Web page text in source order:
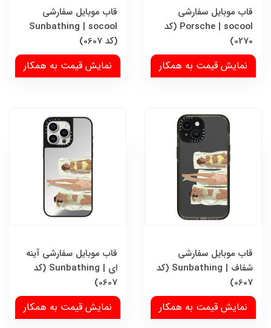
قاب موبایل سفارشی
Porsche | socool (کد
0270)
نمایش قیمت به همکار
قاب موبایل سفارشی
Sunbathing | socool
(کد 0607)
نمایش قیمت به همکار
قاب موبایل سفارشی
شفاف | Sunbathing (کد
0607)
نمایش قیمت به همکار
قاب موبایل سفارشی آینه
ای | Sunbathing (کد
0607)
نمایش قیمت به همکار